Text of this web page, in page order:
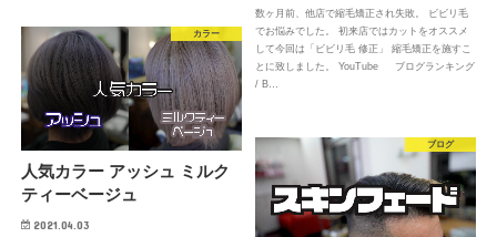
数ヶ月前、他店で縮毛矯正され失敗。 ビビリ毛
でお悩みでした。 初来店ではカットをオススメ
して今回は「ビビリ毛 修正」 縮毛矯正を施すこ
とに致しました。 YouTube ブログランキング
/ B…
カラー
人気カラー アッシュ ミルク
ティーベージュ
2021.04.03
ブログ